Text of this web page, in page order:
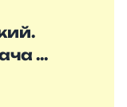
...